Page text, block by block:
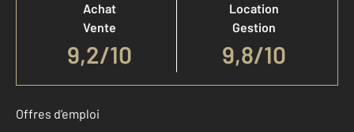
Achat
Vente
9,2/10
Location
Gestion
9,8/10
Offres d'emploi